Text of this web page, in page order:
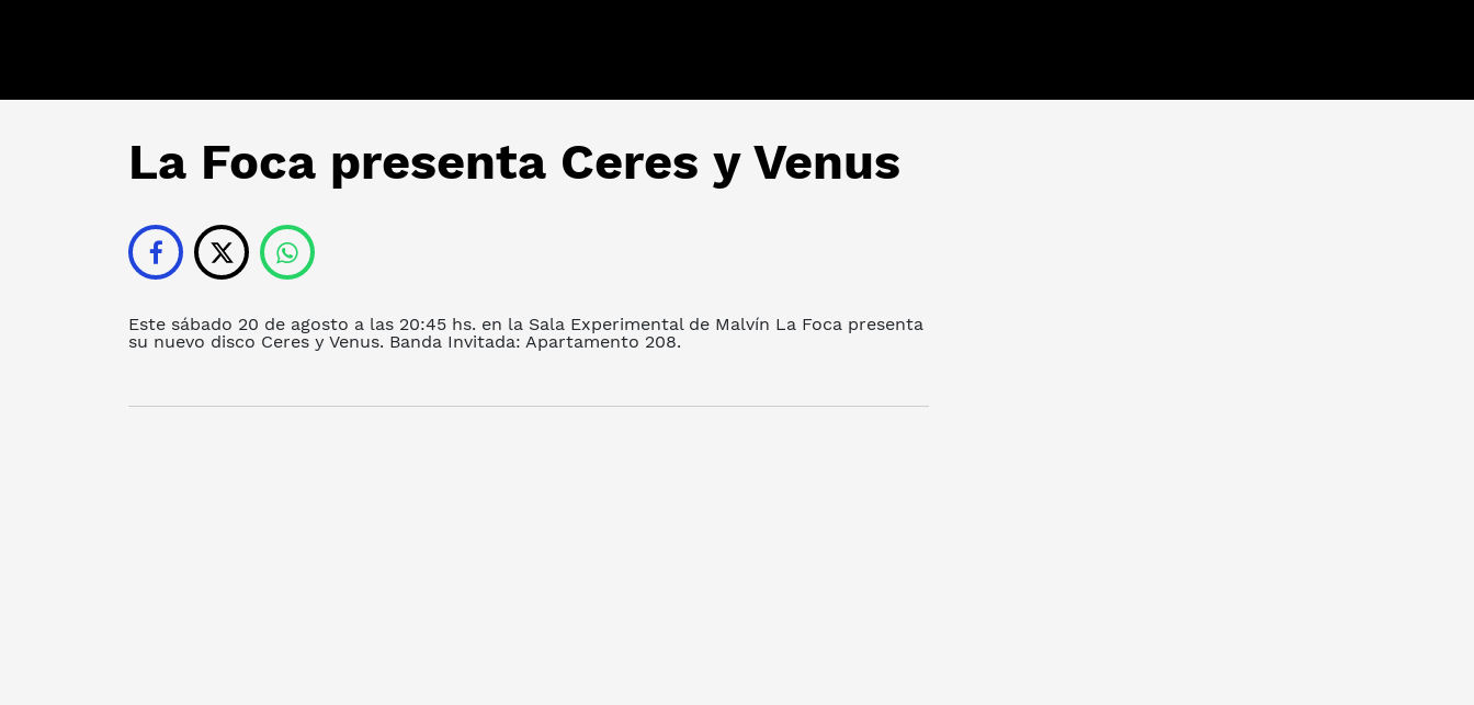
La Foca presenta Ceres y Venus
Este sábado 20 de agosto a las 20:45 hs. en la Sala Experimental de Malvín La Foca presenta
su nuevo disco Ceres y Venus. Banda Invitada: Apartamento 208.